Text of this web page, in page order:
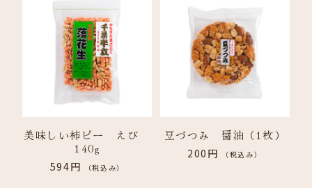
美味しい柿ピー えび
140g
594円 （税込み）
豆づつみ 醤油（1枚）
200円 （税込み）